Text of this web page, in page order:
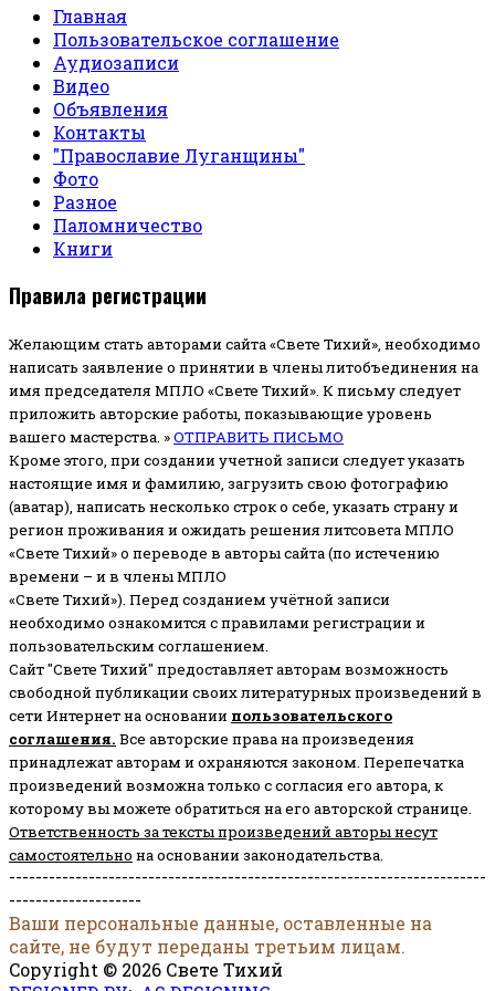
Главная
Пользовательское соглашение
Аудиозаписи
Видео
Объявления
Контакты
"Православие Луганщины"
Фото
Разное
Паломничество
Книги
Правила регистрации
Желающим стать авторами сайта «Свете Тихий», необходимо
написать заявление о принятии в члены литобъединения на
имя председателя МПЛО «Свете Тихий». К письму следует
приложить авторские работы, показывающие уровень
вашего мастерства. »ОТПРАВИТЬ ПИСЬМО
Кроме этого, при создании учетной записи следует указать
настоящие имя и фамилию, загрузить свою фотографию
(аватар), написать несколько строк о себе, указать страну и
регион проживания и ожидать решения литсовета МПЛО
«Свете Тихий» о переводе в авторы сайта (по истечению
времени – и в члены МПЛО
«Свете Тихий»). Перед созданием учётной записи
необходимо ознакомится с правилами регистрации и
пользовательским соглашением.
Сайт "Свете Тихий" предоставляет авторам возможность
свободной публикации своих литературных произведений в
сети Интернет на основании пользовательского
соглашения. Все авторские права на произведения
принадлежат авторам и охраняются законом. Перепечатка
произведений возможна только с согласия его автора, к
которому вы можете обратиться на его авторской странице.
Ответственность за тексты произведений авторы несут
самостоятельно на основании законодательства.
------------------------------------------------------------------------
--------------------
Ваши персональные данные, оставленные на
сайте, не будут переданы третьим лицам.
Copyright © 2026 Свете Тихий